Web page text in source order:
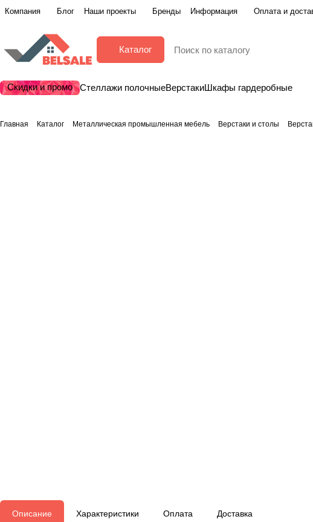
Компания Блог Наши проекты Бренды Информация Оплата и
Каталог
Скидки и промо Стеллажи полочныеВерстакиШкафы гардеробные
Главная Каталог Металлическая промышленная мебель Верстаки и столы
Описание Характеристики Оплата Доставка